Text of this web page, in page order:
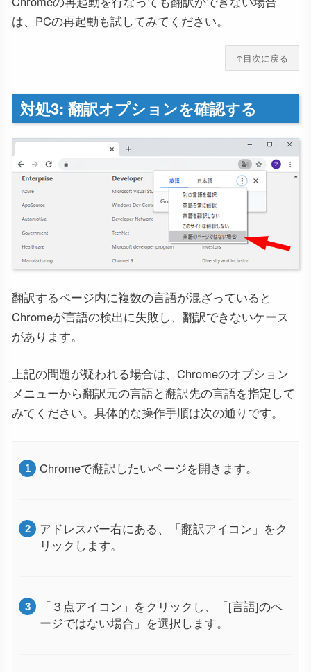
は、PCの再起動も試してみてください。
↑目次に戻る
対処3: 翻訳オプションを確認する
翻訳するページ内に複数の言語が混ざっていると
Chromeが言語の検出に失敗し、翻訳できないケース
があります。
上記の問題が疑われる場合は、Chromeのオプション
メニューから翻訳元の言語と翻訳先の言語を指定して
みてください。具体的な操作手順は次の通りです。
Chromeで翻訳したいページを開きます。
アドレスバー右にある、「翻訳アイコン」をク
リックします。
「３点アイコン」をクリックし、「[言語]のペ
ージではない場合」を選択します。